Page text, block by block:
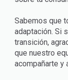
Sabemos que
adaptación. Si
transición,
que nuestro
acompañarte y